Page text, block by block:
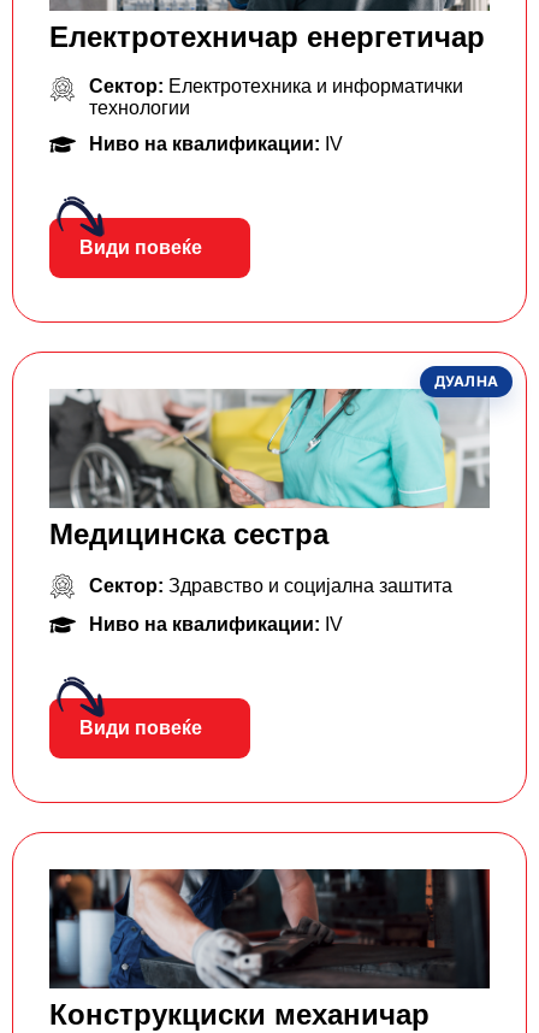
Електротехничар енергетичар
Сектор: Електротехника и информатички
технологии
Ниво на квалификации: IV
Види повеќе
ДУАЛНА
Медицинска сестра
Сектор: Здравство и социјална заштита
Ниво на квалификации: IV
Види повеќе
Конструкциски механичар